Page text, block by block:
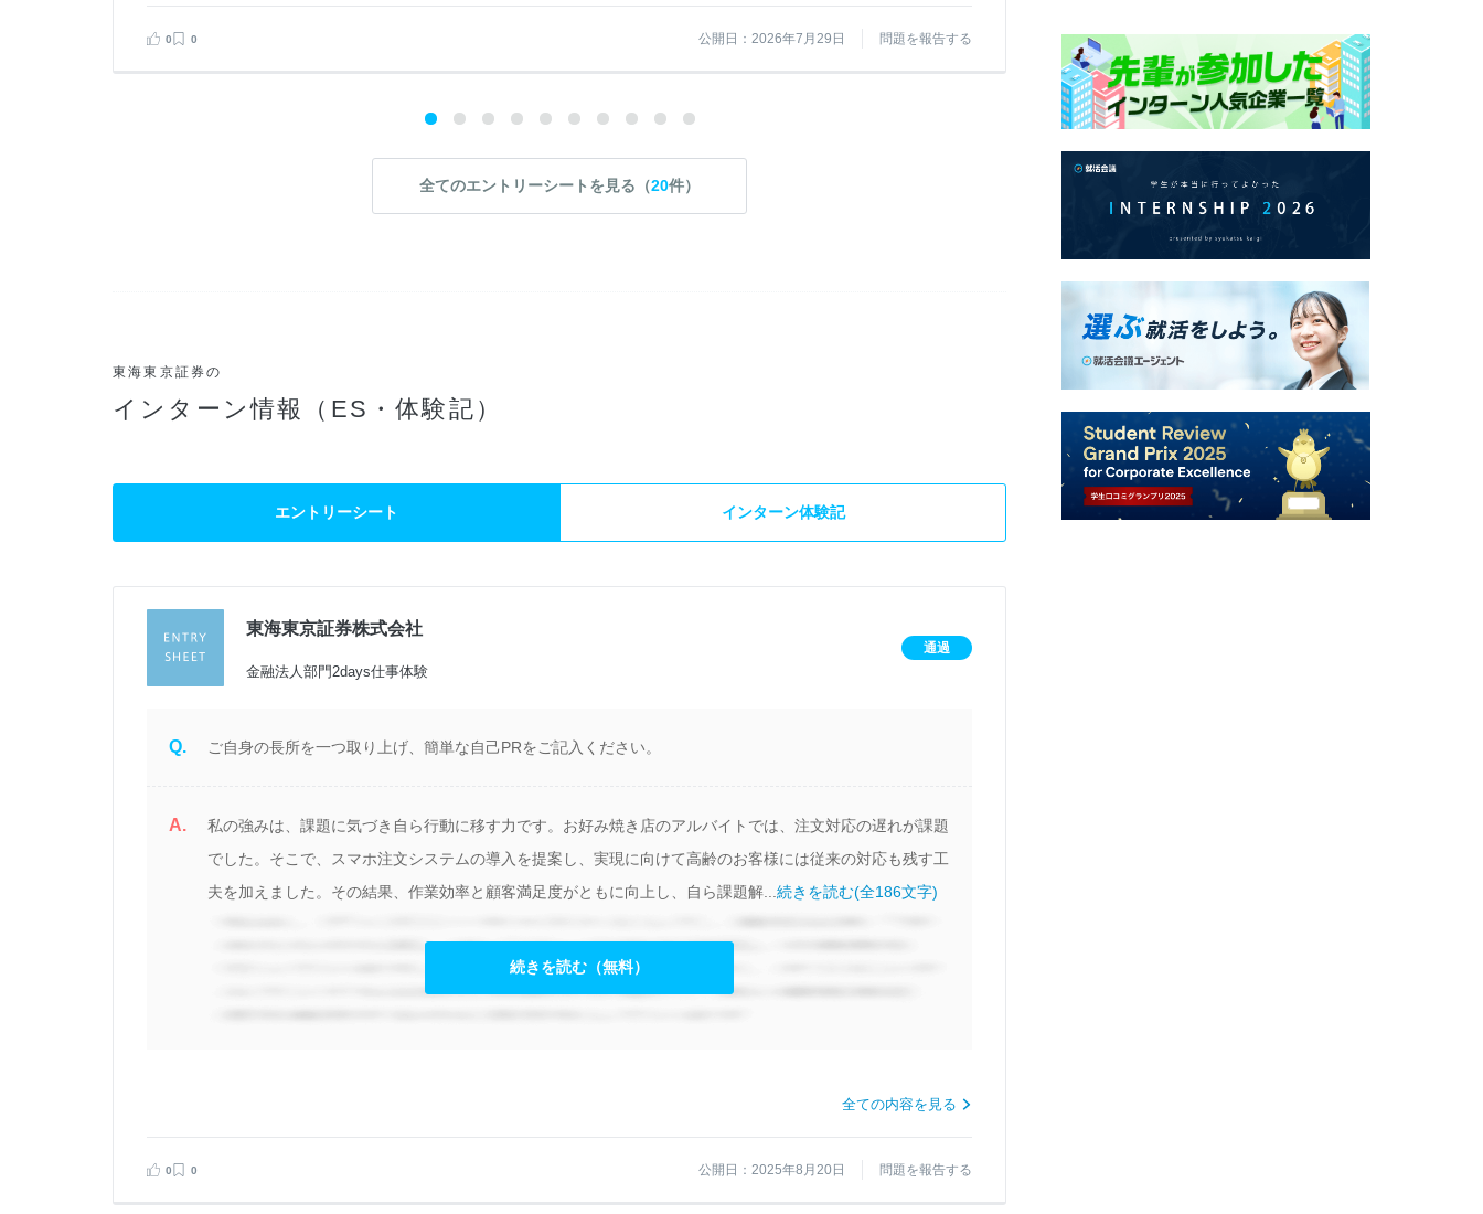
0 0 公開日：2026年7月29日 問題を報告する
全てのエントリーシートを見る（20件）
東海東京証券の
インターン情報（ES・体験記）
エントリーシート インターン体験記
東海東京証券株式会社
金融法人部門2days仕事体験
通過
Q. ご自身の長所を一つ取り上げ、簡単な自己PRをご記入ください。
A.
私の強みは、課題に気づき自ら行動に移す力です。お好み焼き店のアルバイトでは、注文対応の遅れが課題
でした。そこで、スマホ注文システムの導入を提案し、実現に向けて高齢のお客様には従来の対応も残す工
夫を加えました。その結果、作業効率と顧客満足度がともに向上し、自ら課題解... 続きを読む(全186文字)
続きを読む（無料）
全ての内容を見る
0 0 公開日：2025年8月20日 問題を報告する